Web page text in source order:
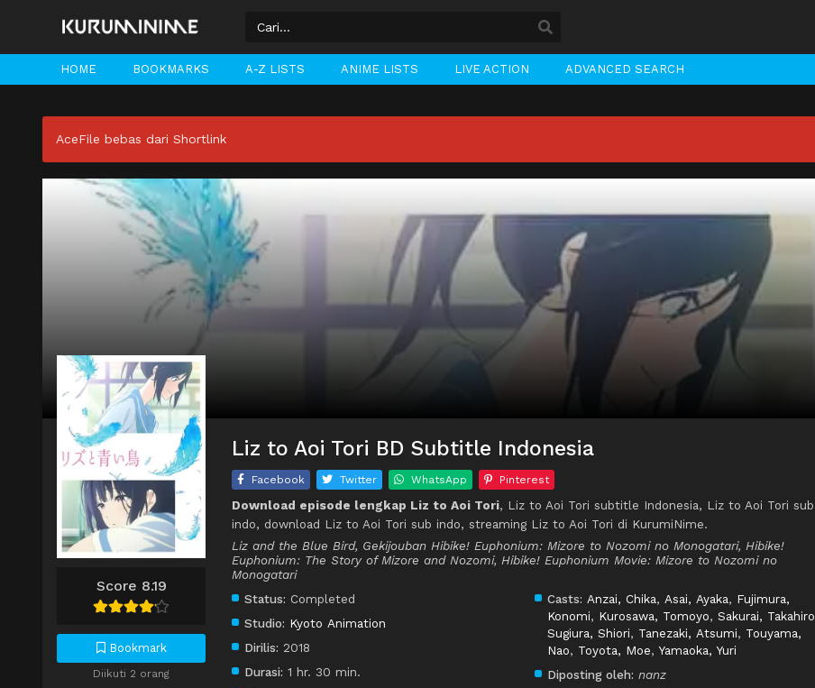
HOME BOOKMARKS A-Z LISTS ANIME LISTS LIVE ACTION ADVANCED SEARCH
AceFile bebas dari Shortlink
Score 8.19
Bookmark
Diikuti 2 orang
Liz to Aoi Tori BD Subtitle Indonesia
Facebook Twitter WhatsApp Pinterest
Download episode lengkap Liz to Aoi Tori, Liz to Aoi Tori subtitle Indonesia, Liz to Aoi Tori sub
indo, download Liz to Aoi Tori sub indo, streaming Liz to Aoi Tori di KurumiNime.
Liz and the Blue Bird, Gekijouban Hibike! Euphonium: Mizore to Nozomi no Monogatari, Hibike!
Euphonium: The Story of Mizore and Nozomi, Hibike! Euphonium Movie: Mizore to Nozomi no
Monogatari
Status: Completed
Studio: Kyoto Animation
Dirilis: 2018
Durasi: 1 hr. 30 min.
Casts: Anzai, Chika, Asai, Ayaka, Fujimura,
Konomi, Kurosawa, Tomoyo, Sakurai, Takahiro
Sugiura, Shiori, Tanezaki, Atsumi, Touyama,
Nao, Toyota, Moe, Yamaoka, Yuri
Diposting oleh: nanz